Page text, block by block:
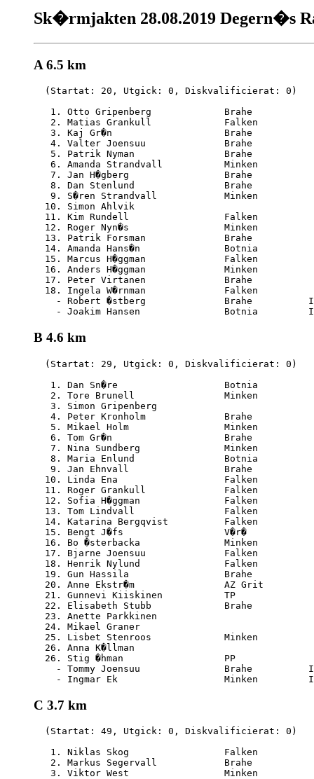
Sk�rmjakten 28.08.2019 Degern�s
A 6.5 km
  (Startat: 20, Utgick: 0, Diskvalificierat: 0)
1. Otto Gripenberg             Brahe
2. Matias Grankull             Falken
3. Kaj Gr�n                    Brahe
4. Valter Joensuu              Brahe
5. Patrik Nyman                Brahe
6. Amanda Strandvall           Minken
7. Jan H�gberg                 Brahe
8. Dan Stenlund                Brahe
9. S�ren Strandvall            Minken
10. Simon Ahlvik
11. Kim Rundell                 Falken
12. Roger Nyn�s                 Minken
13. Patrik Forsman              Brahe
14. Amanda Hans�n               Botnia
15. Marcus H�ggman              Falken
16. Anders H�ggman              Minken
17. Peter Virtanen              Brahe
18. Ingela W�rnman              Falken
- Robert �stberg              Brahe
B 4.6 km
  (Startat: 29, Utgick: 0, Diskvalificierat: 0)
1. Dan Sn�re                   Botnia
2. Tore Brunell                Minken
3. Simon Gripenberg
4. Peter Kronholm              Brahe
5. Mikael Holm                 Minken
6. Tom Gr�n                    Brahe
7. Nina Sundberg               Minken
8. Maria Enlund                Botnia
9. Jan Ehnvall                 Brahe
10. Linda Ena                   Falken
11. Roger Grankull              Falken
12. Sofia H�ggman               Falken
13. Tom Lindvall                Falken
14. Katarina Bergqvist          Falken
15. Bengt J�fs                  V�r�
16. Bo �sterbacka               Minken
17. Bjarne Joensuu              Falken
18. Henrik Nylund               Falken
19. Gun Hassila                 Brahe
20. Anne Ekstr�m                AZ Grit
21. Gunnevi Kiiskinen           TP
22. Elisabeth Stubb             Brahe
23. Anette Parkkinen
24. Mikael Graner
25. Lisbet Stenroos             Minken
26. Anna K�llman
26. Stig �hman                  PP
- Tommy Joensuu               Brahe
C 3.7 km
  (Startat: 49, Utgick: 0, Diskvalificierat: 0)
1. Niklas Skog                 Falken
2. Markus Segervall            Brahe
3. Viktor West                 Minken